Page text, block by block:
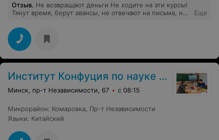
Отзыв. Не возвращают деньги Не ходите на эти курсы!
Тянут время, берут авансы, не отвечают на письма, не
вине.
Еще
Институт Конфуция по науке и технике БНТУ
Минск, пр-т Независимости, 67 с 08:15
Микрорайон: Комаровка Пр-т Независимости
Языки: Китайский